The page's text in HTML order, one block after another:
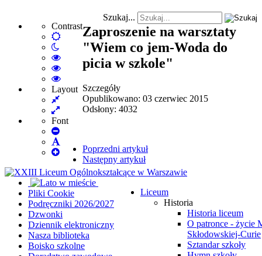
Contrast
Default
mode
High
Contrast
Black
White
High
Contrast
Black
Yellow
High
Contrast
Yellow
mode
Layout
Fixed
layout
Wide
layout
Font
Set
Font
Default
Font
Set
Larger
Font
Szukaj...
Liceum
Historia
Historia liceum
O patronce - życie
Skłodowskiej-Curie
Sztandar szkoły
Zaproszenie na warsztaty
"Wiem co jem-Woda do
picia w szkole"
Szczegóły
Opublikowano: 03 czerwiec 2015
Odsłony: 4032
Poprzedni artykuł
Następny artykuł
Pliki Cookie
Podręczniki 2026/2027
Dzwonki
Dziennik elektroniczny
Nasza biblioteka
Boisko szkolne